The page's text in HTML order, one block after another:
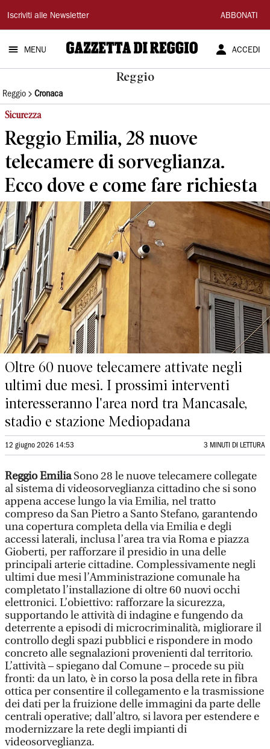
Gazzetta
di
Reggio
Iscriviti alle Newsletter ABBONATI
MENU ACCEDI
Reggio
Reggio Cronaca
Sicurezza
Reggio Emilia, 28 nuove
telecamere di sorveglianza.
Ecco dove e come fare richiesta
Oltre 60 nuove telecamere attivate negli
ultimi due mesi. I prossimi interventi
interesseranno l'area nord tra Mancasale,
stadio e stazione Mediopadana
12 giugno 2026 14:53 3 MINUTI DI LETTURA
Reggio EmiliaSono 28 le nuove telecamere collegate
al sistema di videosorveglianza cittadino che si sono
appena accese lungo la via Emilia, nel tratto
compreso da San Pietro a Santo Stefano, garantendo
una copertura completa della via Emilia e degli
accessi laterali, inclusa l’area tra via Roma e piazza
Gioberti, per rafforzare il presidio in una delle
principali arterie cittadine. Complessivamente negli
ultimi due mesi l’Amministrazione comunale ha
completato l’installazione di oltre 60 nuovi occhi
elettronici. L’obiettivo: rafforzare la sicurezza,
supportando le attività di indagine e fungendo da
deterrente a episodi di microcriminalità, migliorare il
controllo degli spazi pubblici e rispondere in modo
concreto alle segnalazioni provenienti dal territorio.
L’attività – spiegano dal Comune – procede su più
fronti: da un lato, è in corso la posa della rete in fibra
ottica per consentire il collegamento e la trasmissione
dei dati per la fruizione delle immagini da parte delle
centrali operative; dall’altro, si lavora per estendere e
modernizzare la rete degli impianti di
videosorveglianza.